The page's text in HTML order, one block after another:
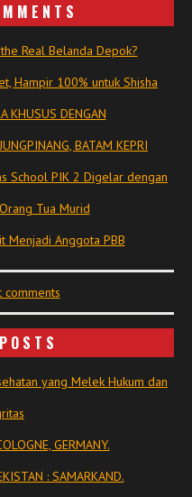
Real Belanda Depok?
Hampir 100% untuk Shisha
KHUSUS DENGAN
BATAM KEPRI
School PIK 2 Digelar dengan
Tua Murid
Menjadi Anggota PBB
yang Melek Hukum dan
GERMANY.
: SAMARKAND.